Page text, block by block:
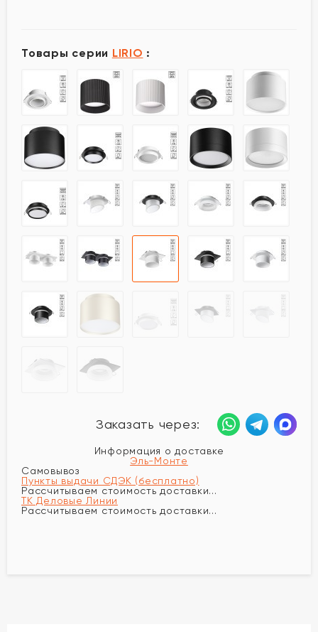
Товары серии LIRIO :
Заказать через:
Информация о доставке
Эль-Монте
Самовывоз
Пункты выдачи СДЭК (бесплатно)
Рассчитываем стоимость доставки...
ТК Деловые Линии
Рассчитываем стоимость доставки...